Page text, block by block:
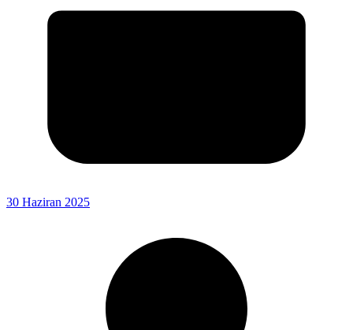
30 Haziran 2025